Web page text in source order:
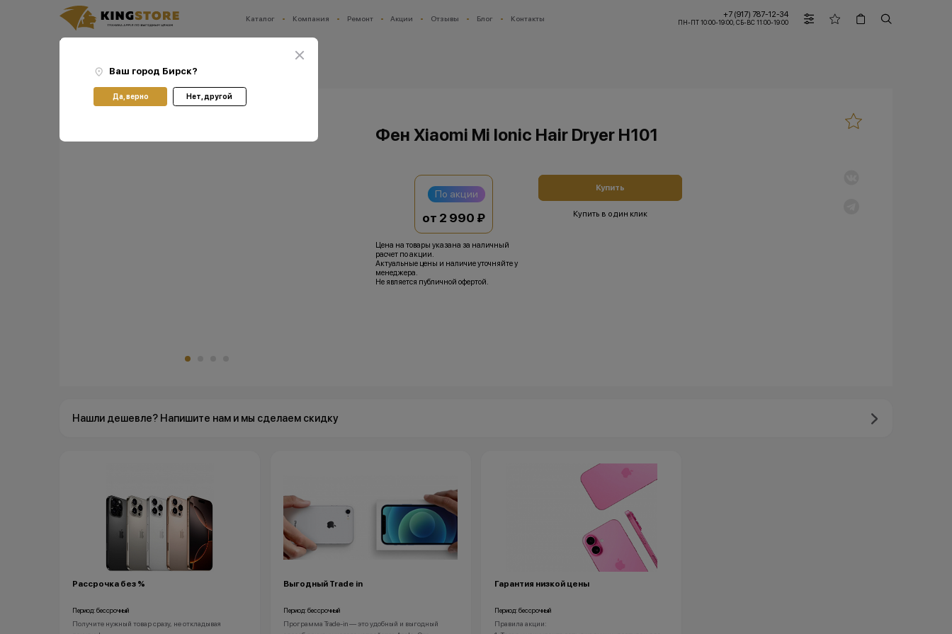
Каталог Компания Ремонт Акции Отзывы Блог Контакты +7 (917) 787-12-34
ПН-ПТ 10:00-19:00, СБ-ВС 11:00-19:00
Ваш город:
Ваш город Бирск?
Да, верно Нет, другой
Фен Xiaomi Mi Ionic Hair Dryer H101
По акции
от 2 990 ₽
Цена на товары указана за наличный
расчет по акции.
Актуальные цены и наличие уточняйте у
менеджера.
Не является публичной офертой.
Купить
Купить в один клик
Нашли дешевле? Напишите нам и мы сделаем скидку
Рассрочка без %
Период: бессрочный
Получите нужный товар сразу, не откладывая
Выгодный Trade in
Период: бессрочный
Программа Trade-in — это удобный и выгодный
Гарантия низкой цены
Период: бессрочный
Правила акции: